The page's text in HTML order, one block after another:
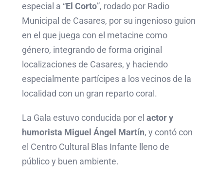
especial a “El Corto”, rodado por Radio
Municipal de Casares, por su ingenioso guion
en el que juega con el metacine como
género, integrando de forma original
localizaciones de Casares, y haciendo
especialmente partícipes a los vecinos de la
localidad con un gran reparto coral.
La Gala estuvo conducida por el actor y
humorista Miguel Ángel Martín, y contó con
el Centro Cultural Blas Infante lleno de
público y buen ambiente.